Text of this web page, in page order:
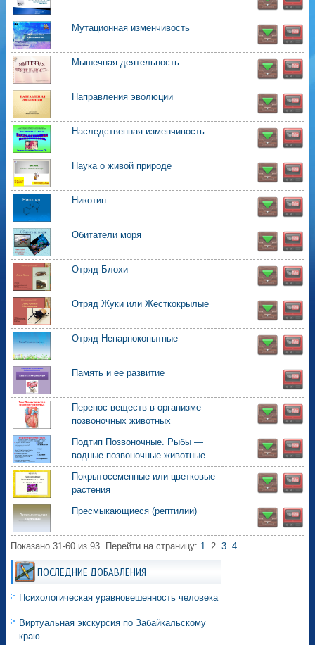
Мутационная изменчивость
Мышечная деятельность
Направления эволюции
Наследственная изменчивость
Наука о живой природе
Никотин
Обитатели моря
Отряд Блохи
Отряд Жуки или Жесткокрылые
Отряд Непарнокопытные
Память и ее развитие
Перенос веществ в организме
позвоночных животных
Подтип Позвоночные. Рыбы —
водные позвоночные животные
Покрытосеменные или цветковые
растения
Пресмыкающиеся (рептилии)
Показано 31-60 из 93. Перейти на страницу: 1 23 4
ПОСЛЕДНИЕ ДОБАВЛЕНИЯ
Психологическая уравновешенность человека
Виртуальная экскурсия по Забайкальскому
краю